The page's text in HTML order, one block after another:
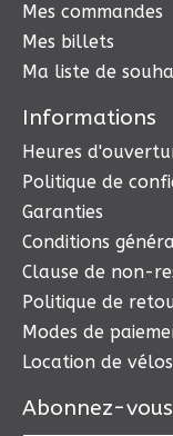
Mes commandes
Mes billets
Ma liste de
Informations
Heures
Politique de
Garanties
Conditions
Clause de non-
Politique de
Modes de
Location de vélos
Abonnez-